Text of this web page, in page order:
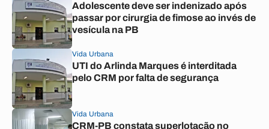
Adolescente deve ser indenizado após
passar por cirurgia de fimose ao invés de
vesícula na PB
Vida Urbana
UTI do Arlinda Marques é interditada
pelo CRM por falta de segurança
Vida Urbana
CRM-PB constata superlotação no